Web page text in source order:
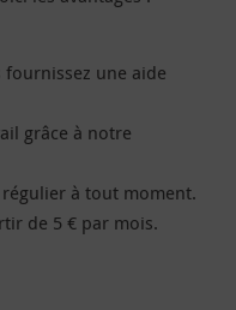
une aide
grâce à notre
à tout moment.
de 5 € par mois.